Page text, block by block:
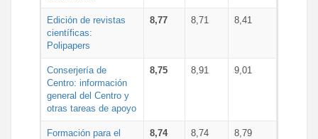
Edición de revistas
científicas:
Polipapers
8,77 8,71 8,41
Conserjería de
Centro: información
general del Centro y
otras tareas de apoyo
8,75 8,91 9,01
Formación para el
8,74 8,74 8,79